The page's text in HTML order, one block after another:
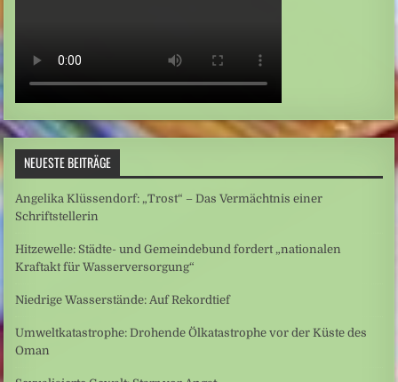
NEUESTE BEITRÄGE
Angelika Klüssendorf: „Trost“ – Das Vermächtnis einer
Schriftstellerin
Hitzewelle: Städte- und Gemeindebund fordert „nationalen
Kraftakt für Wasserversorgung“
Niedrige Wasserstände: Auf Rekordtief
Umweltkatastrophe: Drohende Ölkatastrophe vor der Küste des
Oman